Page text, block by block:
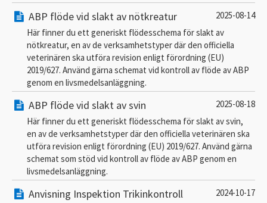
ABP flöde vid slakt av nötkreatur
2025-08-14
Här finner du ett generiskt flödesschema för slakt av
nötkreatur, en av de verksamhetstyper där den officiella
veterinären ska utföra revision enligt förordning (EU)
2019/627. Använd gärna schemat vid kontroll av flöde av ABP
genom en livsmedelsanläggning.
ABP flöde vid slakt av svin
2025-08-18
Här finner du ett generiskt flödesschema för slakt av svin,
en av de verksamhetstyper där den officiella veterinären ska
utföra revision enligt förordning (EU) 2019/627. Använd gärna
schemat som stöd vid kontroll av flöde av ABP genom en
livsmedelsanläggning.
Anvisning Inspektion Trikinkontroll
2024-10-17